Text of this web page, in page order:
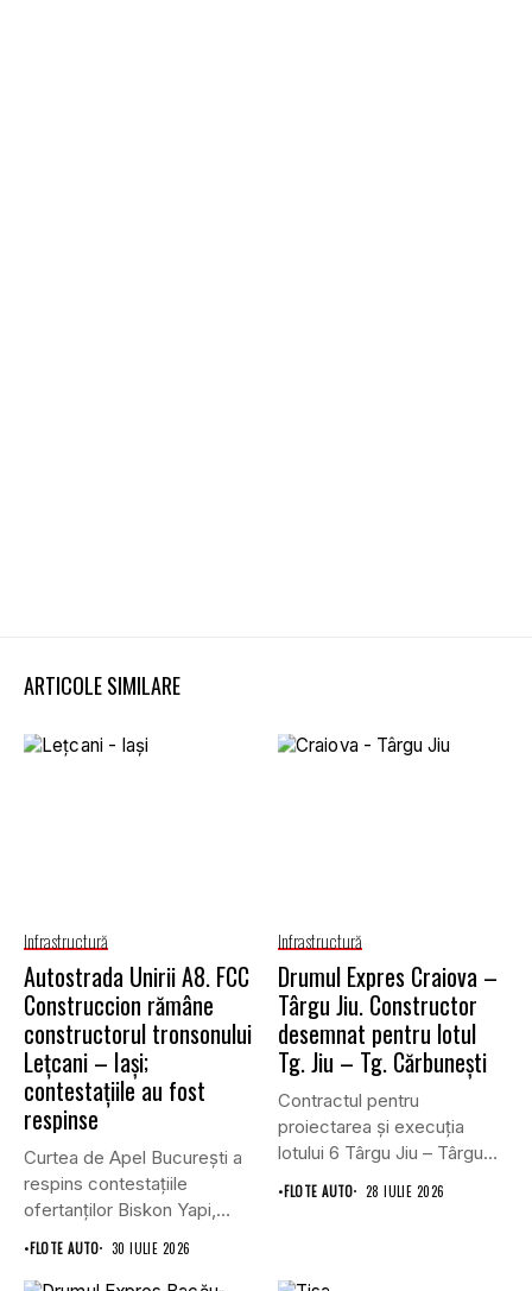
ARTICOLE SIMILARE
Infrastructură
Autostrada Unirii A8. FCC
Construccion rămâne
constructorul tronsonului
Lețcani – Iași;
contestațiile au fost
respinse
Curtea de Apel București a
respins contestațiile
ofertanților Biskon Yapi,
Straco și...
•FLOTE AUTO 30 IULIE 2026
Infrastructură
Drumul Expres Craiova –
Târgu Jiu. Constructor
desemnat pentru lotul
Tg. Jiu – Tg. Cărbunești
Contractul pentru
proiectarea și execuția
lotului 6 Târgu Jiu – Târgu
Cărbunești,...
•FLOTE AUTO 28 IULIE 2026